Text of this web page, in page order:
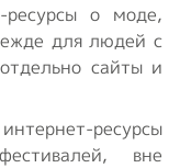
о моде,
для людей с
сайты и
ресурсы
вне